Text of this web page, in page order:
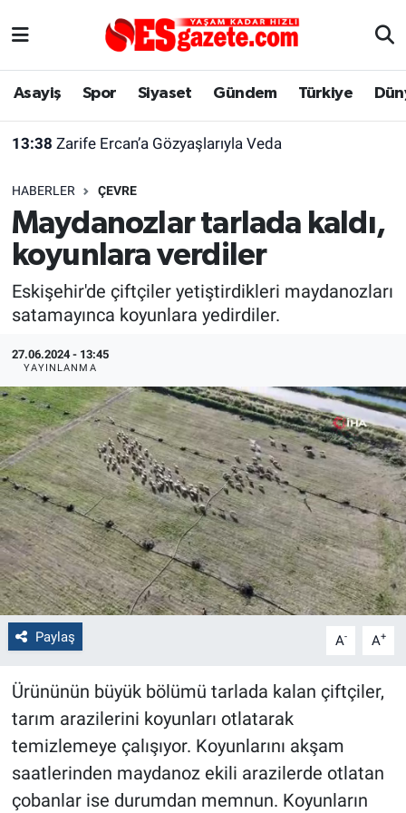
Asayiş Spor Siyaset Gündem Türkiye
13:38 Zarife Ercan’a Gözyaşlarıyla Veda
HABERLER ÇEVRE
Maydanozlar tarlada kaldı,
koyunlara verdiler
Eskişehir'de çiftçiler yetiştirdikleri maydanozları
satamayınca koyunlara yedirdiler.
27.06.2024 - 13:45
YAYINLANMA
Paylaş A- A+
Ürününün büyük bölümü tarlada kalan çiftçiler,
tarım arazilerini koyunları otlatarak
temizlemeye çalışıyor. Koyunlarını akşam
saatlerinden maydanoz ekili arazilerde otlatan
çobanlar ise durumdan memnun. Koyunların
Asayiş
Gündem
Türkiye
Dünya
Sağlık
Alış-Veriş/İş dünyası
Yaşam
Eskişehirspor Arşivi
Eskişehir Arşivi
Röportaj
Ekonomi
Kültür Sanat
Politika
Bilecik
Kütahya
Gezi
Genel
Yerel
Magazin
Bilim ve Teknoloji
Eskişehir Nöbetçi Eczaneler
Süper Lig Puan Durumu ve Fikstür
Tüm Manşetler
Son Dakika Haberleri
Haber Arşivi